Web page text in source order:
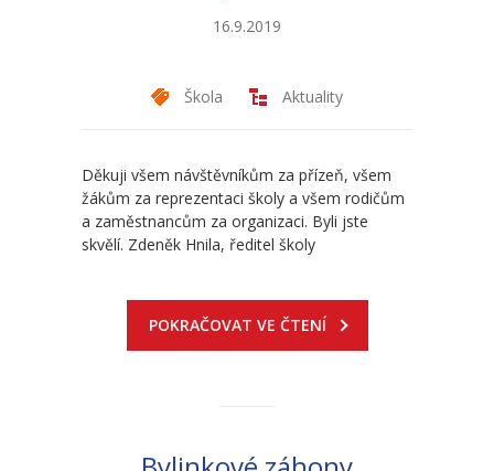
-- Sportovní areál
---- Posilovna
---- Správce areálu
Kontakt
16.9.2019
Škola Aktuality
Děkuji všem návštěvníkům za přízeň, všem
žákům za reprezentaci školy a všem rodičům
a zaměstnancům za organizaci. Byli jste
skvělí. Zdeněk Hnila, ředitel školy
POKRAČOVAT VE ČTENÍ